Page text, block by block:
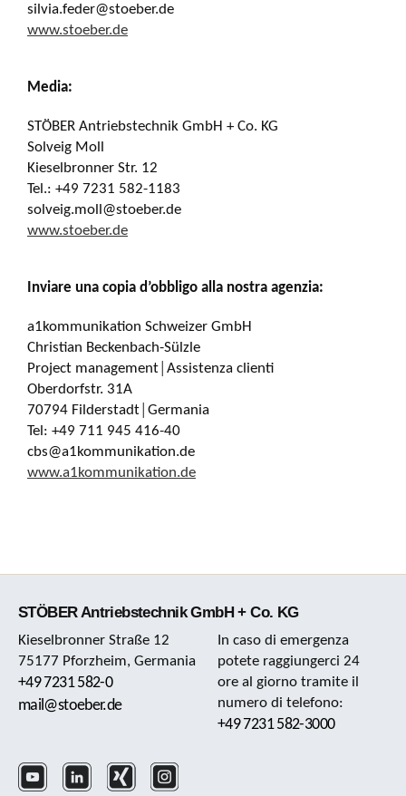
silvia.feder@stoeber.de
www.stoeber.de
Media:
STÖBER Antriebstechnik GmbH + Co. KG
Solveig Moll
Kieselbronner Str. 12
Tel.: +49 7231 582-1183
solveig.moll@stoeber.de
www.stoeber.de
Inviare una copia d’obbligo alla nostra agenzia:
a1kommunikation Schweizer GmbH
Christian Beckenbach-Sülzle
Project management│Assistenza clienti
Oberdorfstr. 31A
70794 Filderstadt│Germania
Tel: +49 711 945 416-40
cbs@a1kommunikation.de
www.a1kommunikation.de
STÖBER Antriebstechnik GmbH + Co. KG
Kieselbronner Straße 12
75177 Pforzheim, Germania
+49 7231 582-0
mail@stoeber.de
In caso di emergenza
potete raggiungerci 24
ore al giorno tramite il
numero di telefono:
+49 7231 582-3000